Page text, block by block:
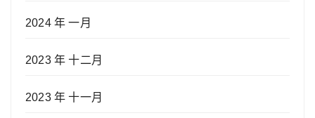
2024 年 一月
2023 年 十二月
2023 年 十一月